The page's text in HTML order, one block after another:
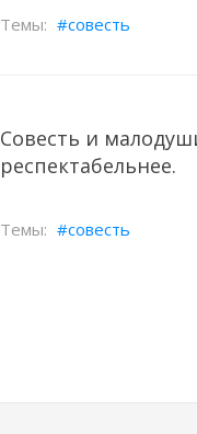
совесть
Совесть и
респектабельнее.
совесть